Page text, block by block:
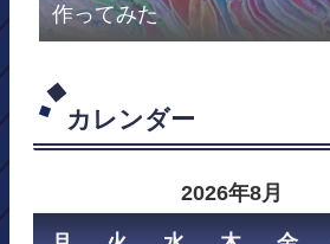
作ってみた
カレンダー
2026年8月